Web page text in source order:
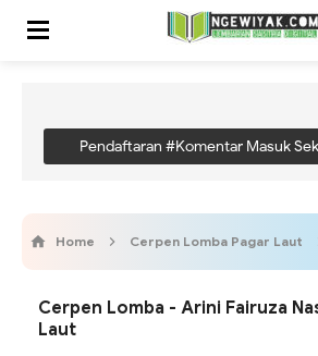
Pendaftaran #Komentar Masuk
Home Cerpen Lomba Pagar Laut
Cerpen Lomba - Arini Fairuza
Laut